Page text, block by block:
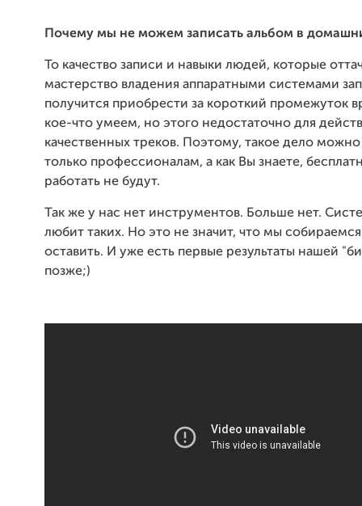
Почему мы не можем записать альбом в
То качество записи и навыки людей, которые
мастерство владения аппаратными системами
получится приобрести за короткий промежуток
кое-что умеем, но этого недостаточно для
качественных треков. Поэтому, такое дело
только профессионалам, а как Вы знаете,
работать не будут.
Так же у нас нет инструментов. Больше нет.
любит таких. Но это не значит, что мы собираемся
оставить. И уже есть первые результаты нашей
позже;)